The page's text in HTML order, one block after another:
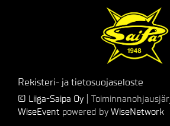
Rekisteri- ja tietosuojaseloste
© Liiga-Saipa Oy |
WiseEvent powered by WiseNetwork